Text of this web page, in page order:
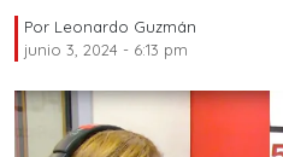
Por Leonardo Guzmán
junio 3, 2024 - 6:13 pm